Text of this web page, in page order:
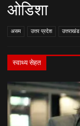
ओडिशा
असम उत्तर प्रदेश उत्तराखंड
स्वाथ्य सेहत